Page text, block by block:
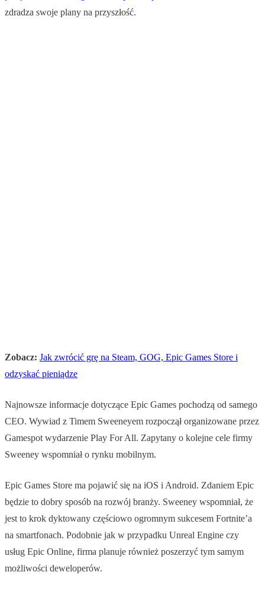
zdradza swoje plany na przyszłość.
Zobacz: Jak zwrócić grę na Steam, GOG, Epic Games Store i
odzyskać pieniądze
Najnowsze informacje dotyczące Epic Games pochodzą od samego
CEO. Wywiad z Timem Sweeneyem rozpoczął organizowane przez
Gamespot wydarzenie Play For All. Zapytany o kolejne cele firmy
Sweeney wspomniał o rynku mobilnym.
Epic Games Store ma pojawić się na iOS i Android. Zdaniem Epic
będzie to dobry sposób na rozwój branży. Sweeney wspomniał, że
jest to krok dyktowany częściowo ogromnym sukcesem Fortnite’a
na smartfonach. Podobnie jak w przypadku Unreal Engine czy
usług Epic Online, firma planuje również poszerzyć tym samym
możliwości deweloperów.